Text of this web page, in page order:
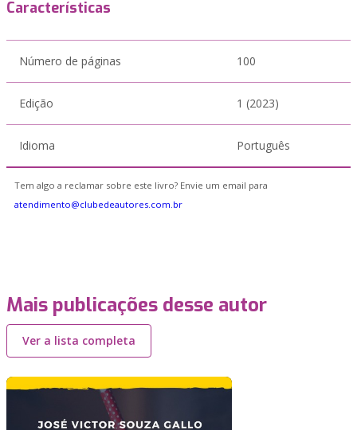
Características
Número de páginas 100
Edição 1 (2023)
Idioma Português
Tem algo a reclamar sobre este livro? Envie um email para
atendimento@clubedeautores.com.br
Mais publicações desse autor
Ver a lista completa